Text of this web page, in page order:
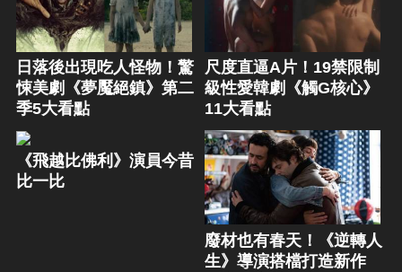
日落後出現吃人怪物！驚
悚美劇《夢魘絕鎮》第二
季5大看點
尺度直逼A片！19禁限制
級性愛韓劇《觸G核心》
11大看點
《飛越比佛利》演員今昔
比一比
廢材也有春天！《逆轉人
生》導演搭檔打造新作